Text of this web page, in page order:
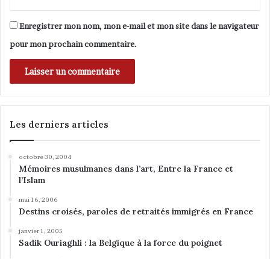
Enregistrer mon nom, mon e-mail et mon site dans le navigateur
pour mon prochain commentaire.
Les derniers articles
octobre 30, 2004
Mémoires musulmanes dans l’art, Entre la France et
l’Islam
mai 16, 2006
Destins croisés, paroles de retraités immigrés en France
janvier 1, 2005
Sadik Ouriaghli : la Belgique à la force du poignet